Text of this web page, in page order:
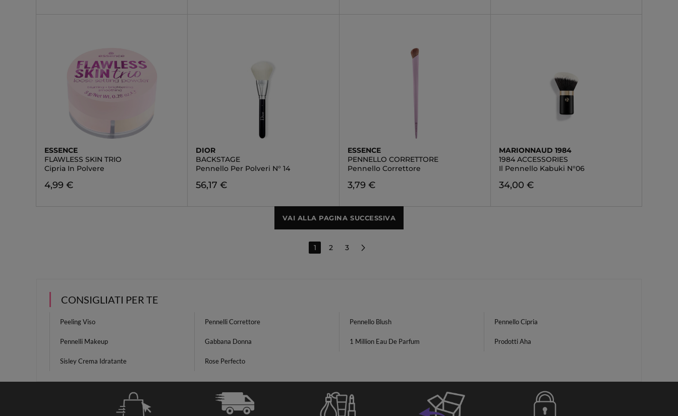
ESSENCE
FLAWLESS SKIN TRIO
Cipria In Polvere
4,99 €
DIOR
BACKSTAGE
Pennello Per Polveri N° 14
56,17 €
ESSENCE
PENNELLO CORRETTORE
Pennello Correttore
3,79 €
MARIONNAUD 1984
1984 ACCESSORIES
Il Pennello Kabuki N°06
34,00 €
VAI ALLA PAGINA SUCCESSIVA
1 2 3
CONSIGLIATI PER TE
Peeling Viso Pennelli Correttore Pennello Blush Pennello Cipria
Pennelli Makeup Gabbana Donna 1 Million Eau De Parfum Prodotti Aha
Sisley Crema Idratante Rose Perfecto